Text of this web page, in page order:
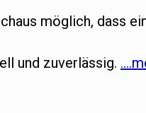
möglich, dass
und zuverlässig.